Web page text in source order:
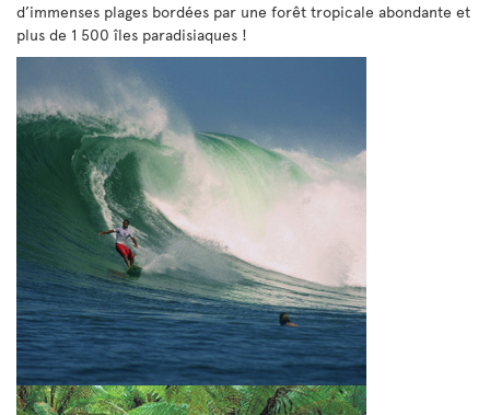
d’immenses plages bordées par une forêt tropicale abondante et
plus de 1 500 îles paradisiaques !